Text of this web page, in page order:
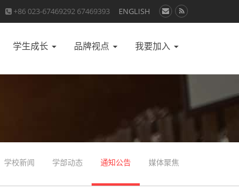
+86 023-67469292 67469393 ENGLISH
学生成长 品牌视点 我要加入
学校新闻 学部动态 通知公告 媒体聚焦